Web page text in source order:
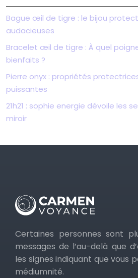
Bague œil de tigre : le bijou
audacieuses
Bracelet œil de tigre : À quel
bienfaits ?
Pierre onyx : propriétés
puissantes
21h21 : sophie energie dévoile les
miroir
Certaines personnes sont
messages de l’au-delà que
les signes indiquant que vous
médiumnité.